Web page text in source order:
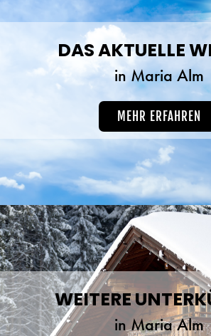
DAS AKTUELLE
in Maria Alm
MEHR ERFAHREN
WEITERE
in Maria Alm